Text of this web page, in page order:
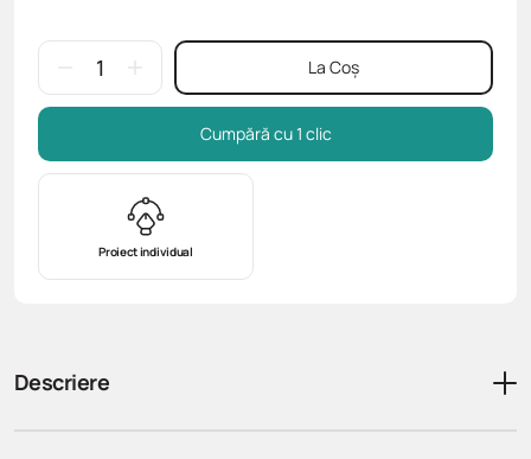
Proiect individual
La Coș
Cumpără cu 1 clic
Descriere